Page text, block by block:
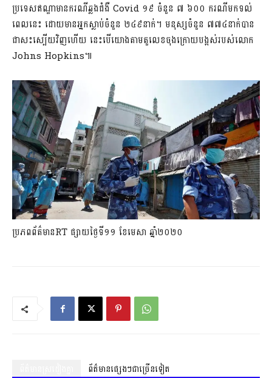
ប្រទេសឥណ្ឌាមានករណីឆ្លងជំងឺ Covid ១៩ ចំនួន ៧ ៦០០ ករណីមកទល់
ពេលនេះ ដោយមានអ្នកស្លាប់ចំនួន ២៤៩នាក់។ មនុស្សចំនួន ៧៧៤នាក់បាន
ជាសះស្បើយវិញហើយ នេះបើយោងតាមតួលេខចុងក្រោយបង្អស់របស់លោក
Johns Hopkins៕
ប្រភពព័ត៌មានRT ផ្សាយថ្ងៃទី១១ ខែមេសា ឆ្នាំ២០២០
ព័ត៌មានផ្សេងៗជាច្រើនទៀត